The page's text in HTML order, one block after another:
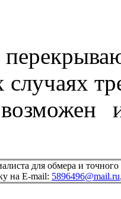
для обмера и
на E-mail: 5896496@mail.ru